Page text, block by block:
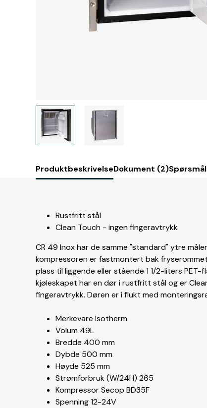
ProduktbeskrivelseDokument (2)
Rustfritt stål
Clean Touch - ingen fingeravtrykk
CR 49 Inox har de samme "standard" ytre
kompressoren er fastmontert bak
plass til liggende eller stående 1 1/2-liters PET-
kjøleskapet har en dør i rustfritt stål og er
fingeravtrykk. Døren er i flukt med
Merkevare Isotherm
Volum 49L
Bredde 400 mm
Dybde 500 mm
Høyde 525 mm
Strømforbruk (W/24H) 265
Kompressor Secop BD35F
Spenning 12-24V